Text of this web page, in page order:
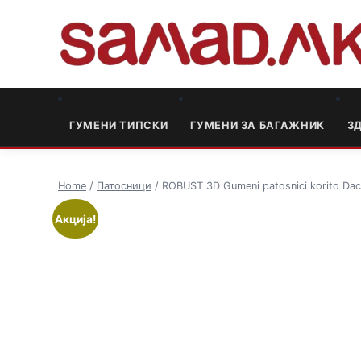
ГУМЕНИ ТИПСКИ ГУМЕНИ ЗА БАГАЖНИК
Home / Патосници / ROBUST 3D Gumeni patosnici korito
Акција!